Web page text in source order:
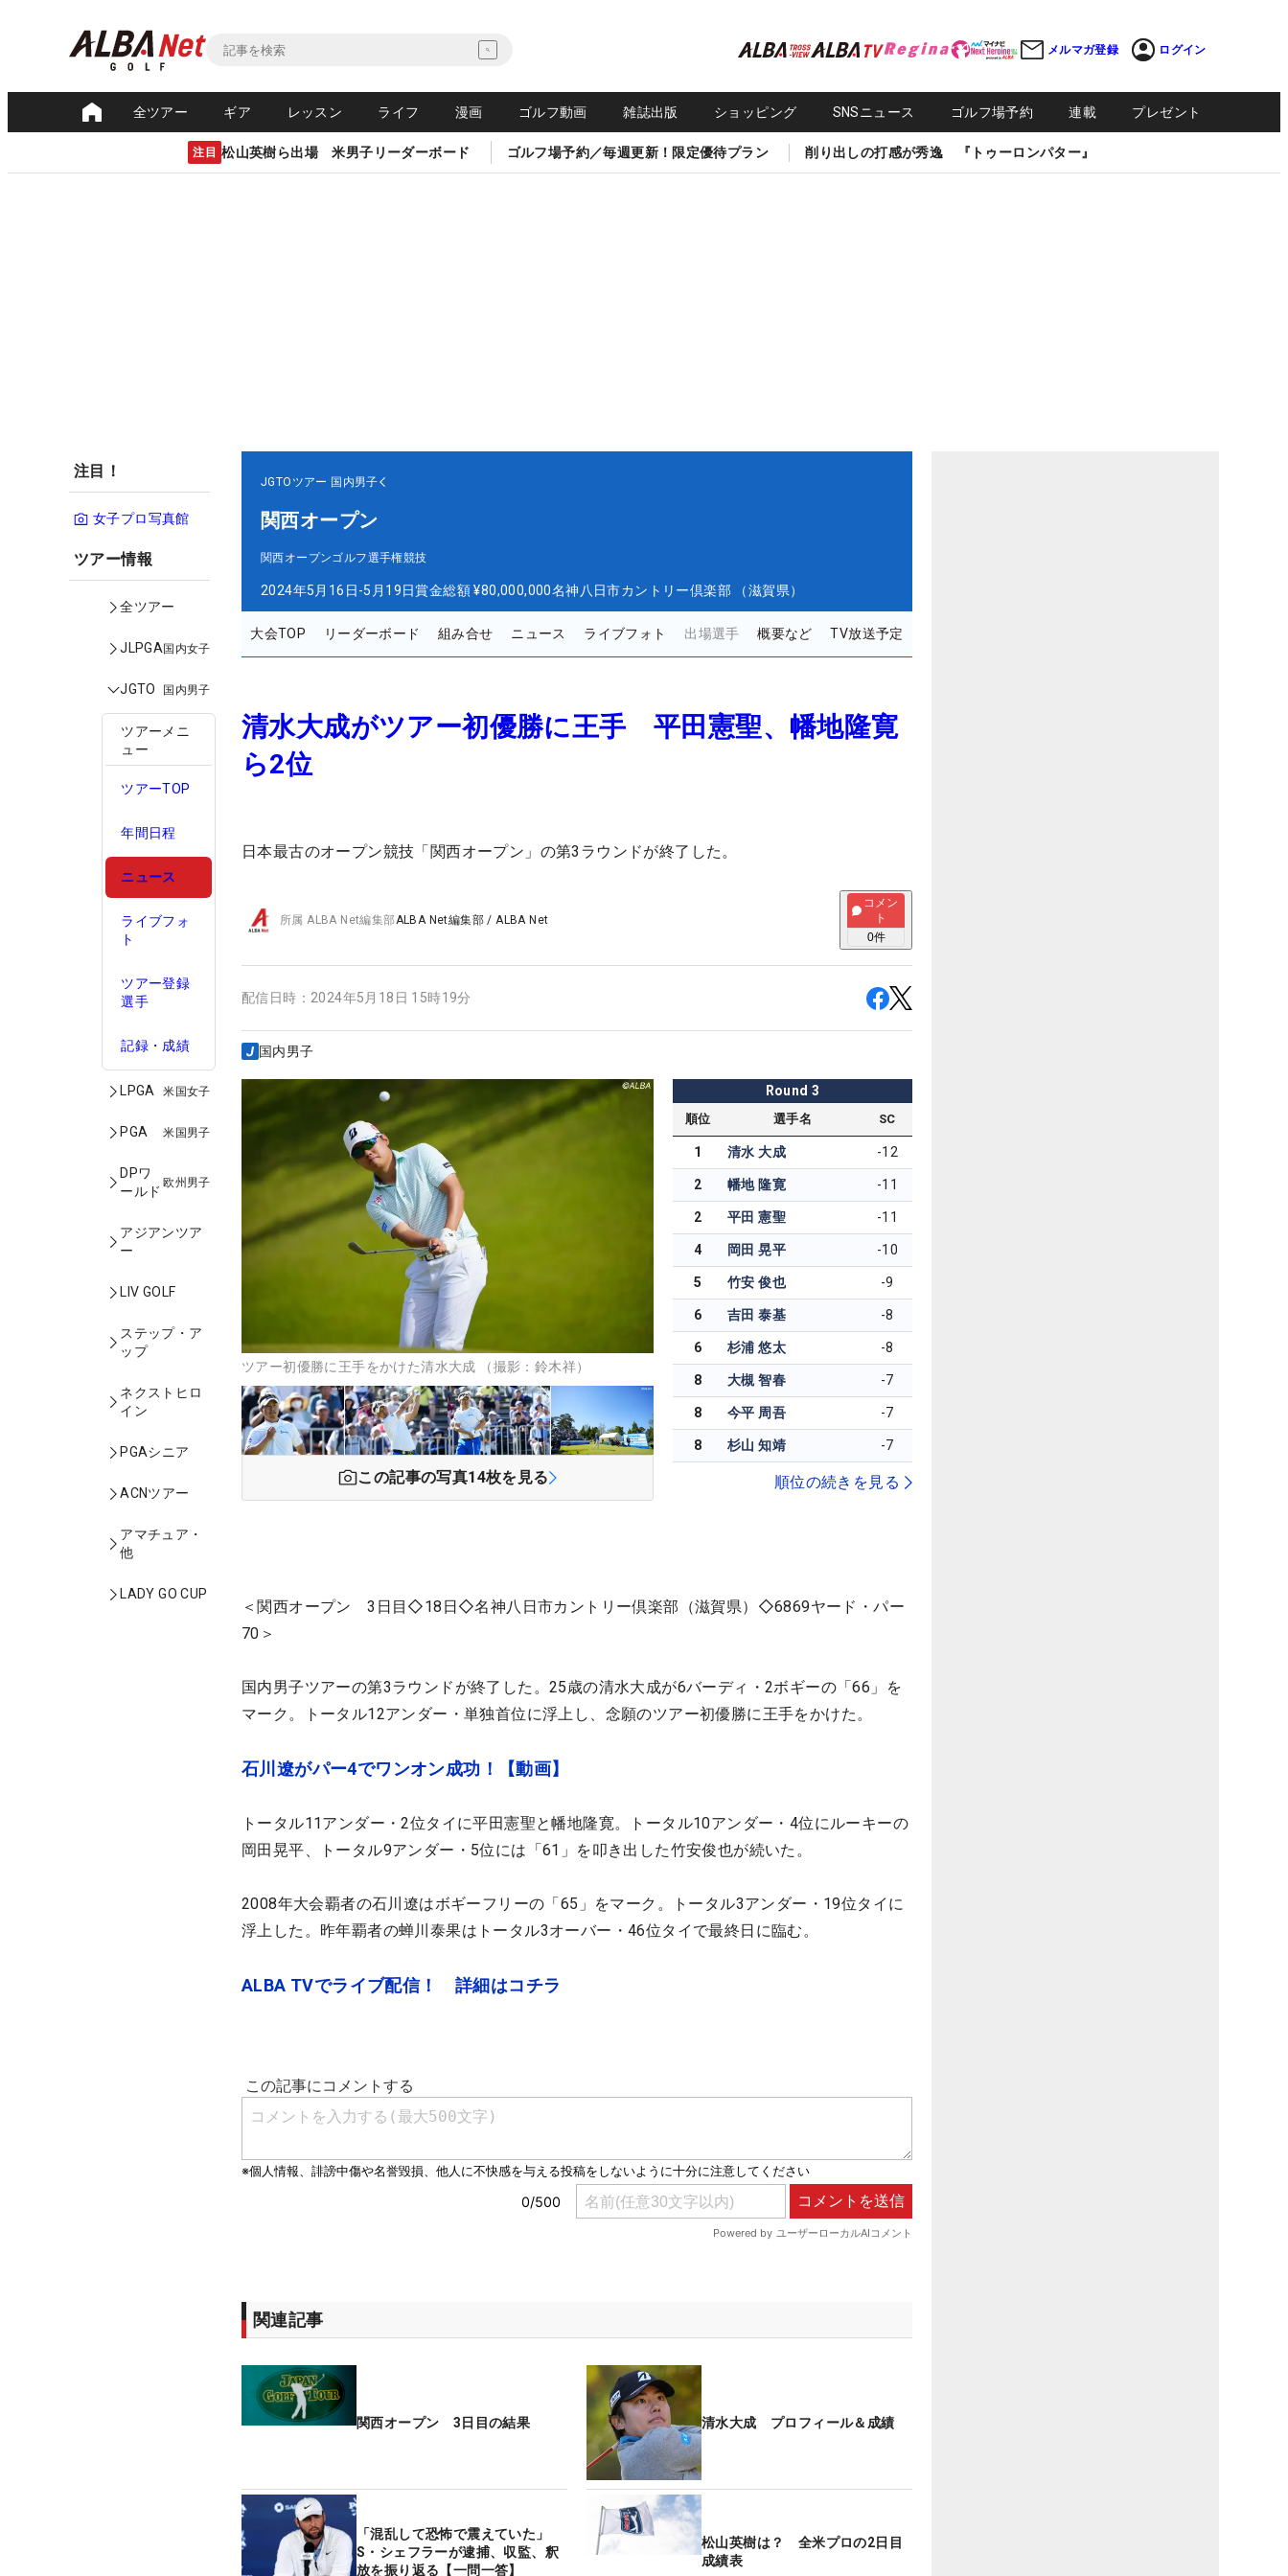
メルマガ登録 ログイン
全ツアー ギア レッスン ライフ 漫画 ゴルフ動画 雑誌出版 ショッピング SNSニュース ゴルフ場予約 連載 プレゼント
注目 松山英樹ら出場 米男子リーダーボード ゴルフ場予約／毎週更新！限定優待プラン 削り出しの打感が秀逸 『トゥーロンパター』
注目！
女子プロ写真館
ツアー情報
全ツアー
JLPGA国内女子
JGTO 国内男子
ツアーメニ
ュー
ツアーTOP
年間日程
ニュース
ライブフォ
ト
ツアー登録
選手
記録・成績
LPGA 米国女子
PGA 米国男子
DPワ
ールド
欧州男子
アジアンツア
ー
LIV GOLF
ステップ・ア
ップ
ネクストヒロ
イン
PGAシニア
ACNツアー
アマチュア・
他
LADY GO CUP
JGTOツアー 国内男子
関西オープン
関西オープンゴルフ選手権競技
2024年5月16日-5月19日賞金総額 ¥80,000,000名神八日市カントリー倶楽部 （滋賀県）
大会TOP リーダーボード 組み合せ ニュース ライブフォト 出場選手 概要など TV放送予定
清水大成がツアー初優勝に王手 平田憲聖、幡地隆寛
ら2位
日本最古のオープン競技「関西オープン」の第3ラウンドが終了した。
所属ALBA Net編集部ALBA Net編集部 /ALBA Net
コメン
ト
0件
配信日時： 2024年5月18日 15時19分
国内男子
ツアー初優勝に王手をかけた清水大成 （撮影：鈴木祥）
この記事の写真14枚を見る
Round 3
順位 選手名 SC
1 清水 大成 -12
2 幡地 隆寛 -11
2 平田 憲聖 -11
4 岡田 晃平 -10
5 竹安 俊也 -9
6 吉田 泰基 -8
6 杉浦 悠太 -8
8 大槻 智春 -7
8 今平 周吾 -7
8 杉山 知靖 -7
順位の続きを見る
＜関西オープン 3日目◇18日◇名神八日市カントリー倶楽部（滋賀県）◇6869ヤード・パー
70＞
国内男子ツアーの第3ラウンドが終了した。25歳の清水大成が6バーディ・2ボギーの「66」を
マーク。トータル12アンダー・単独首位に浮上し、念願のツアー初優勝に王手をかけた。
石川遼がパー4でワンオン成功！【動画】
トータル11アンダー・2位タイに平田憲聖と幡地隆寛。トータル10アンダー・4位にルーキーの
岡田晃平、トータル9アンダー・5位には「61」を叩き出した竹安俊也が続いた。
2008年大会覇者の石川遼はボギーフリーの「65」をマーク。トータル3アンダー・19位タイに
浮上した。昨年覇者の蝉川泰果はトータル3オーバー・46位タイで最終日に臨む。
ALBA TVでライブ配信！ 詳細はコチラ
関連記事
関西オープン 3日目の結果 清水大成 プロフィール＆成績
「混乱して恐怖で震えていた」
S・シェフラーが逮捕、収監、釈
放を振り返る【一問一答】
松山英樹は？ 全米プロの2日目
成績表